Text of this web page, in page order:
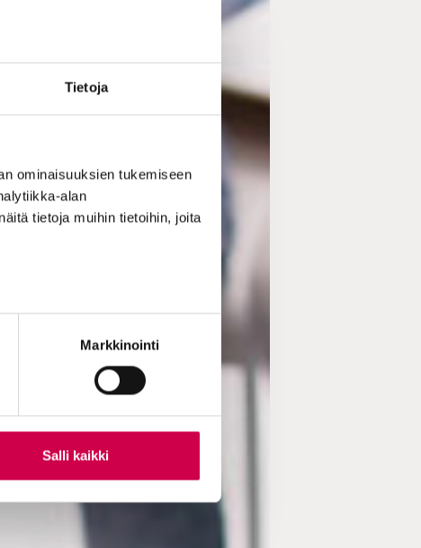
Tietoja
ominaisuuksien tukemiseen
alan
tietoja muihin tietoihin, joita
Markkinointi
Salli kaikki